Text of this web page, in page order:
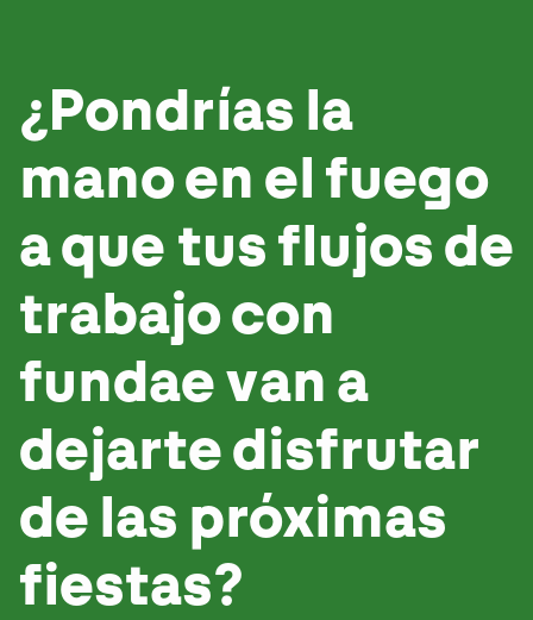
¿Pondrías la
mano en el fuego
a que tus flujos de
trabajo con
fundae van a
dejarte disfrutar
de las próximas
fiestas?